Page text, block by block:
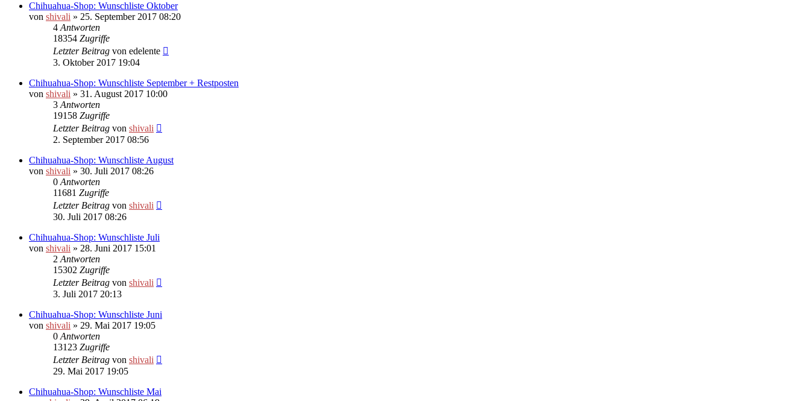
Chihuahua-Shop: Wunschliste Oktober
von shivali » 25. September 2017 08:20
4 Antworten
18354 Zugriffe
Letzter Beitrag von edelente
3. Oktober 2017 19:04
Chihuahua-Shop: Wunschliste September + Restposten
von shivali » 31. August 2017 10:00
3 Antworten
19158 Zugriffe
Letzter Beitrag von shivali
2. September 2017 08:56
Chihuahua-Shop: Wunschliste August
von shivali » 30. Juli 2017 08:26
0 Antworten
11681 Zugriffe
Letzter Beitrag von shivali
30. Juli 2017 08:26
Chihuahua-Shop: Wunschliste Juli
von shivali » 28. Juni 2017 15:01
2 Antworten
15302 Zugriffe
Letzter Beitrag von shivali
3. Juli 2017 20:13
Chihuahua-Shop: Wunschliste Juni
von shivali » 29. Mai 2017 19:05
0 Antworten
13123 Zugriffe
Letzter Beitrag von shivali
29. Mai 2017 19:05
Chihuahua-Shop: Wunschliste Mai